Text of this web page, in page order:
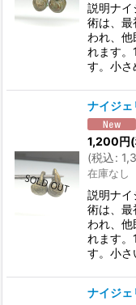
説明ナ
術は、最
われ、他
れます。
す。小
ナイジ
1,200円
(税込:
在庫なし
説明ナ
術は、最
われ、
れます。
す。小
ナイジェ